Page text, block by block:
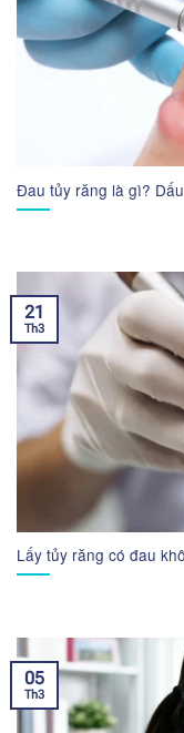
Đau tủy răng là gì?
Lấy tủy răng có đau
21
Th3
05
Th3